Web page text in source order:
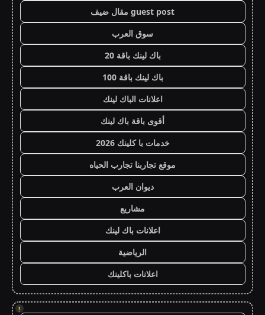
guest post مقال ضيف
سوق العرب
باك لينك باقة 20
باك لينك باقة 100
اعلانات الباك لينك
أقوى باقة باك لينك
خدمات با كلينك 2026
موقع تجاربنا تجارب الحياه
ديوان العرب
مشاريع
اعلانات باك لينك
الرياضية
اعلانات باكلينك
!